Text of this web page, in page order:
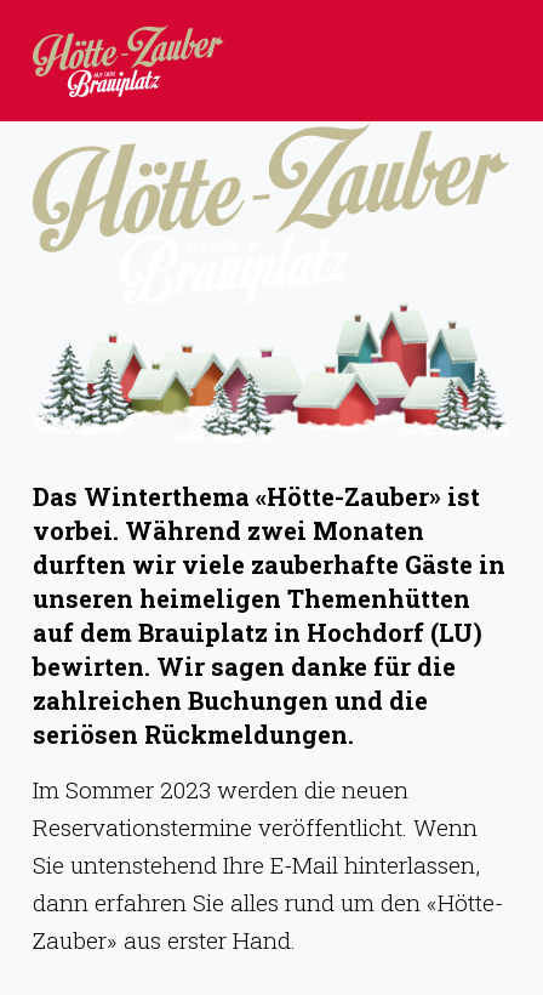
u
n
h
n
g
e
n
Das Winterthema «Hötte-Zauber» ist
vorbei. Während zwei Monaten
durften wir viele zauberhafte Gäste in
unseren heimeligen Themenhütten
auf dem Brauiplatz in Hochdorf (LU)
bewirten. Wir sagen danke für die
zahlreichen Buchungen und die
seriösen Rückmeldungen.
Im Sommer 2023 werden die neuen
Reservationstermine veröffentlicht. Wenn
Sie untenstehend Ihre E-Mail hinterlassen,
dann erfahren Sie alles rund um den «Hötte-
Zauber» aus erster Hand.